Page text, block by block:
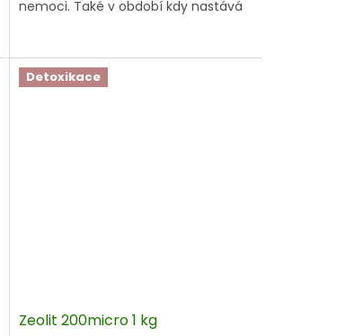
nemoci. Také v období kdy nastává
vitamínů a podpořit
tak obranyschopnost. Další kategorií,
u které je občas potřeba podpořit
Detoxikace
Zeolit 200micro 1 kg